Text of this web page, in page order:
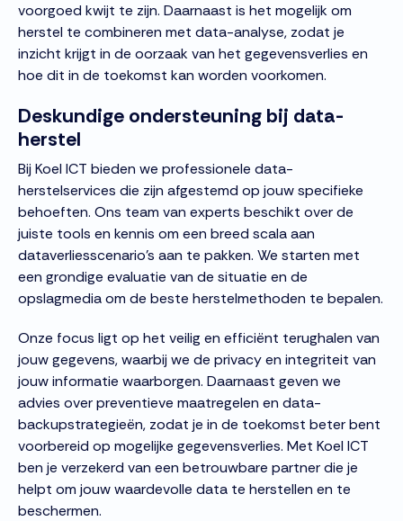
voorgoed kwijt te zijn. Daarnaast is het mogelijk om
herstel te combineren met data-analyse, zodat je
inzicht krijgt in de oorzaak van het gegevensverlies en
hoe dit in de toekomst kan worden voorkomen.
Deskundige ondersteuning bij data-
herstel
Bij Koel ICT bieden we professionele data-
herstelservices die zijn afgestemd op jouw specifieke
behoeften. Ons team van experts beschikt over de
juiste tools en kennis om een breed scala aan
dataverliesscenario's aan te pakken. We starten met
een grondige evaluatie van de situatie en de
opslagmedia om de beste herstelmethoden te bepalen.
Onze focus ligt op het veilig en efficiënt terughalen van
jouw gegevens, waarbij we de privacy en integriteit van
jouw informatie waarborgen. Daarnaast geven we
advies over preventieve maatregelen en data-
backupstrategieën, zodat je in de toekomst beter bent
voorbereid op mogelijke gegevensverlies. Met Koel ICT
ben je verzekerd van een betrouwbare partner die je
helpt om jouw waardevolle data te herstellen en te
beschermen.